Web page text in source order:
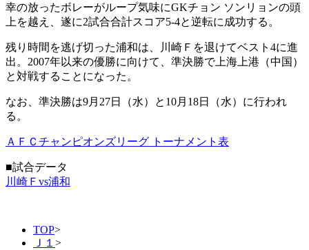
幸の放ったボレーがループ気味にGKチョン ソンリョンの頭
上を越え、遂に2試合合計スコア5-4と逆転に成功する。
残り時間を逃げ切った浦和は、川崎Ｆを退けてベスト4に進
出。2007年以来の優勝に向けて、準決勝で上海上港（中国）
と対戦することになった。
なお、準決勝は9月27日（水）と10月18日（水）に行われ
る。
ＡＦＣチャンピオンズリーグ トーナメント表
■試合データ
川崎Ｆvs浦和
TOP>
Ｊ１ >